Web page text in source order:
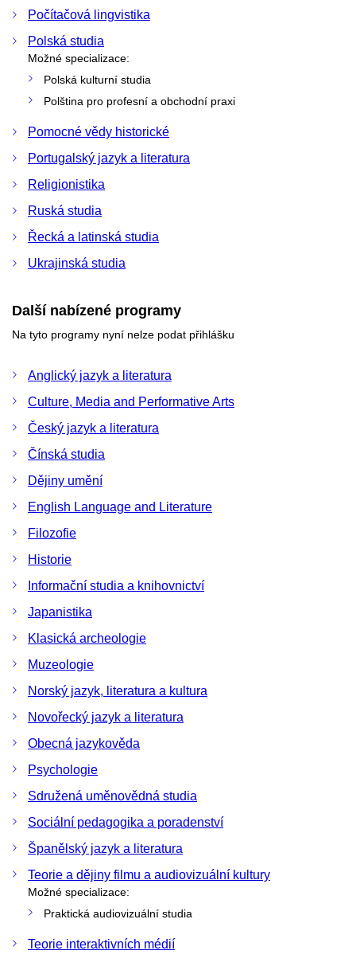
Počítačová lingvistika
Polská studia
Možné specializace:
Polská kulturní studia
Polština pro profesní a obchodní praxi
Pomocné vědy historické
Portugalský jazyk a literatura
Religionistika
Ruská studia
Řecká a latinská studia
Ukrajinská studia
Další nabízené programy
Na tyto programy nyní nelze podat přihlášku
Anglický jazyk a literatura
Culture, Media and Performative Arts
Český jazyk a literatura
Čínská studia
Dějiny umění
English Language and Literature
Filozofie
Historie
Informační studia a knihovnictví
Japanistika
Klasická archeologie
Muzeologie
Norský jazyk, literatura a kultura
Novořecký jazyk a literatura
Obecná jazykověda
Psychologie
Sdružená uměnovědná studia
Sociální pedagogika a poradenství
Španělský jazyk a literatura
Teorie a dějiny filmu a audiovizuální kultury
Možné specializace:
Praktická audiovizuální studia
Teorie interaktivních médií